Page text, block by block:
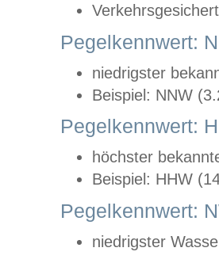
Pegelkennwert:
niedrigster
Beispiel: NNW
Pegelkennwert:
höchster
Beispiel: HHW
Pegelkennwert:
niedrigster